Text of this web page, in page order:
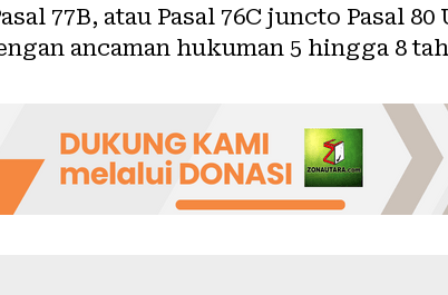
77B, atau Pasal 76C juncto Pasal
ancaman hukuman 5 hingga 8